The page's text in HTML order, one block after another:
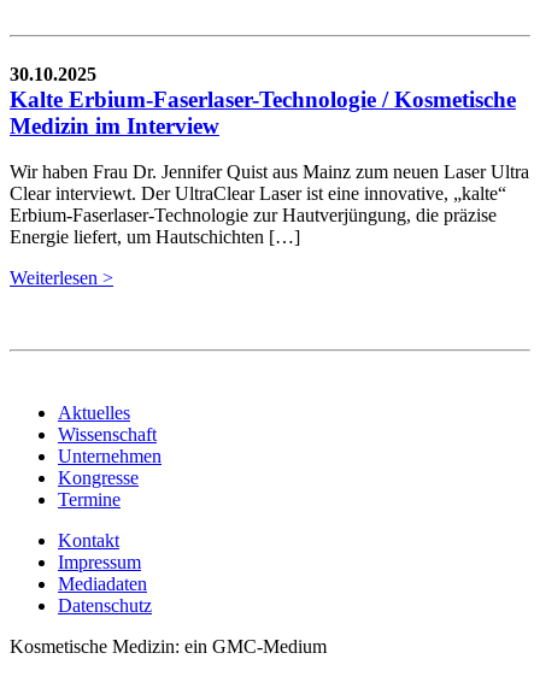
30.10.2025
Kalte Erbium-Faserlaser-Technologie / Kosmetische
Medizin im Interview
Wir haben Frau Dr. Jennifer Quist aus Mainz zum neuen Laser Ultra
Clear interviewt. Der UltraClear Laser ist eine innovative, „kalte“
Erbium-Faserlaser-Technologie zur Hautverjüngung, die präzise
Energie liefert, um Hautschichten […]
Weiterlesen >
Aktuelles
Wissenschaft
Unternehmen
Kongresse
Termine
Kontakt
Impressum
Mediadaten
Datenschutz
Kosmetische Medizin: ein GMC-Medium